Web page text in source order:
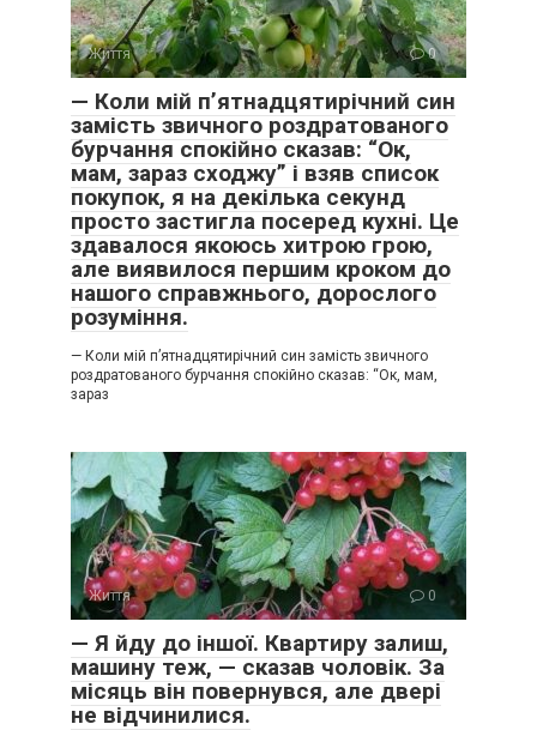
Життя 0
— Коли мій п’ятнадцятирічний син
замість звичного роздратованого
бурчання спокійно сказав: “Ок,
мам, зараз сходжу” і взяв список
покупок, я на декілька секунд
просто застигла посеред кухні. Це
здавалося якоюсь хитрою грою,
але виявилося першим кроком до
нашого справжнього, дорослого
розуміння.
— Коли мій п’ятнадцятирічний син замість звичного
роздратованого бурчання спокійно сказав: “Ок, мам,
зараз
Життя 0
— Я йду до іншої. Квартиру залиш,
машину теж, — сказав чоловік. За
місяць він повернувся, але двері
не відчинилися.